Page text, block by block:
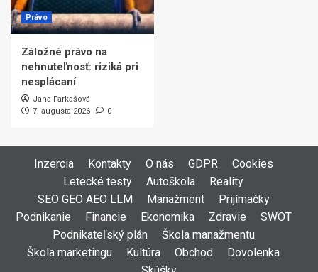
Právo
Záložné právo na
nehnuteľnosť: riziká pri
nesplácaní
Jana Farkašová
7. augusta 2026
0
Inzercia Kontakty O nás GDPR
Cookies
Letecké testy
Autoškola
Reality
SEO GEO AEO LLM
Manažment
Prijímačky
Podnikanie
Financie Ekonomika Zdravie
SWOT
Podnikateľský plán
Škola manažmentu
Škola marketingu
Kultúra Obchod
Dovolenka